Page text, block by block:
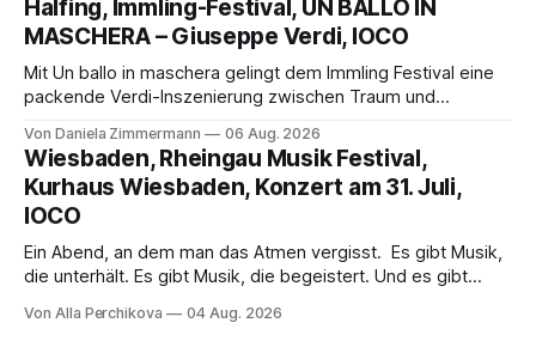
Philharmonikern, szenisch bleibt der zweite Akt jedoch
hinter den Erwartungen zurück.
Halfing, Immling-Festival, UN BALLO IN
MASCHERA – Giuseppe Verdi, IOCO
Mit Un ballo in maschera gelingt dem Immling Festival eine
packende Verdi-Inszenierung zwischen Traum und
psychologische Tiefe mit starken Bildern, getragen von
einem spielfreudigen Ensemble und einer musikalisch
überzeugenden Gesamtleistung.
Von Daniela Zimmermann 06 Aug. 2026
Wiesbaden, Rheingau Musik Festival,
Kurhaus Wiesbaden, Konzert am 31. Juli,
IOCO
Ein Abend, an dem man das Atmen vergisst. Es gibt Musik,
die unterhält. Es gibt Musik, die begeistert. Und es gibt
Genau so war der Abend im Kurhaus Wiesbaden, an dem
Von Alla Perchikova 04 Aug. 2026